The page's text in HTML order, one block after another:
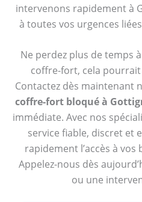
intervenons rapidement à
à toutes vos urgences
Ne perdez plus de temps
coffre-fort, cela
Contactez dès maintenant
coffre-fort bloqué à
immédiate. Avec nos
service fiable, discret et
rapidement l’accès à
Appelez-nous dès
ou une